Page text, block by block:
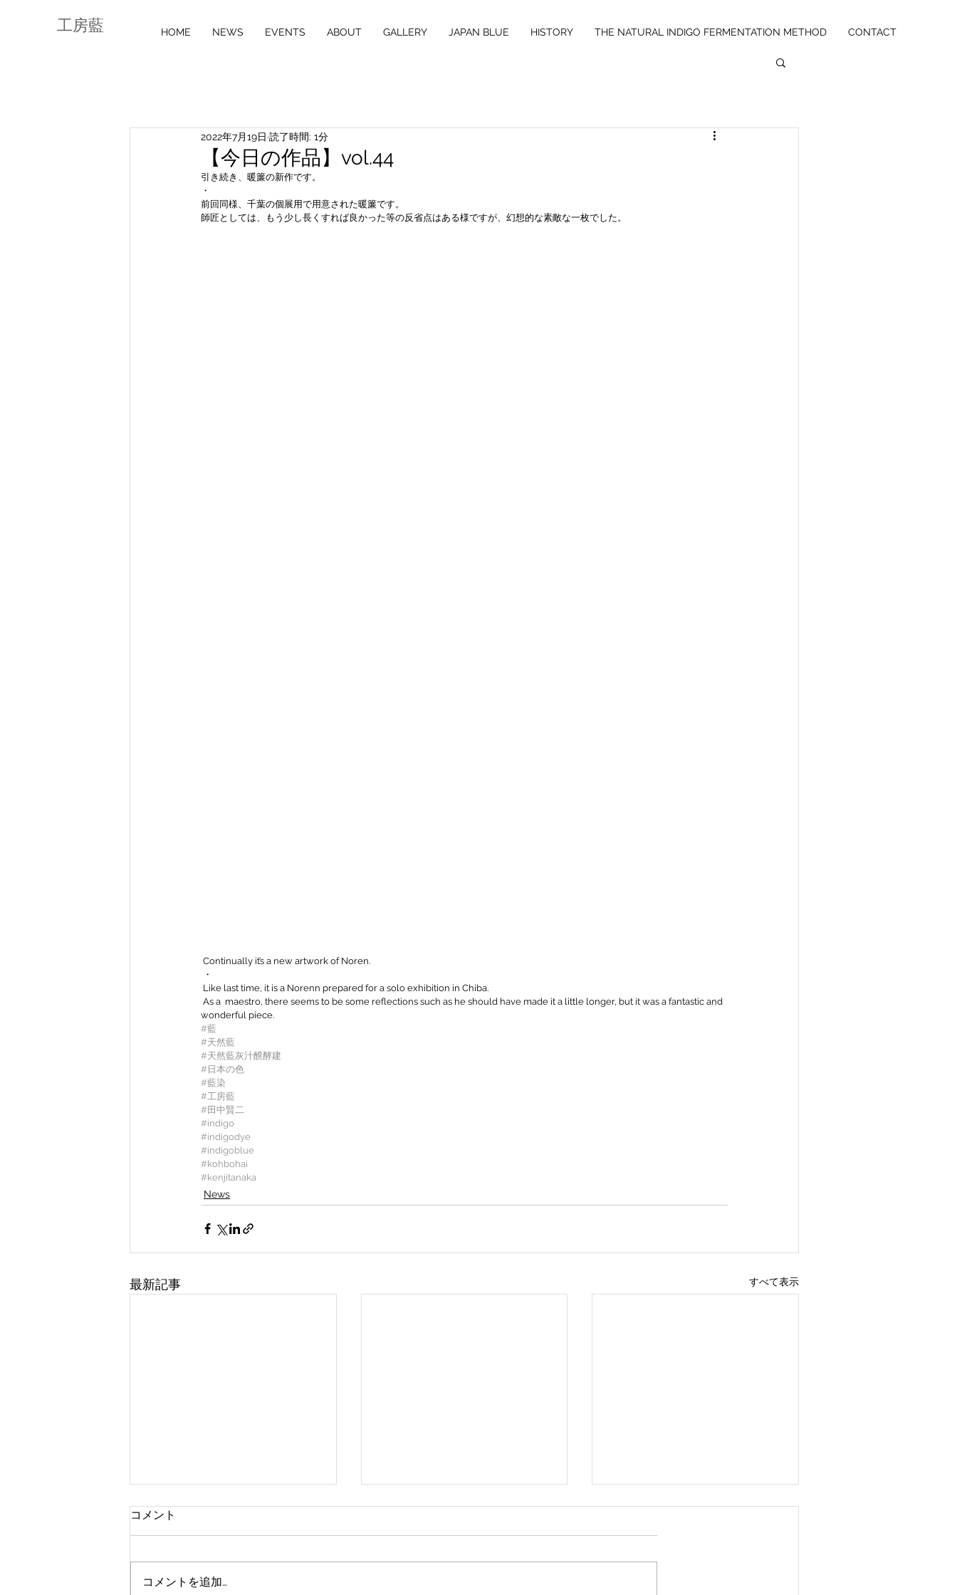
工房藍 HOME NEWS EVENTS ABOUT GALLERY JAPAN BLUE HISTORY THE NATURAL INDIGO FERMENTATION METHOD CONTACT
【今日の作品】vol.44
2022年7月19日 読了時間: 1分
引き続き、暖簾の新作です。
・
前回同様、千葉の個展用で用意された暖簾です。
師匠としては、もう少し長くすれば良かった等の反省点はある様ですが、幻想的な素敵な一枚でした。
Continually it’s a new artwork of Noren.
・
Like last time, it is a Norenn prepared for a solo exhibition in Chiba.
wonderful piece.
#藍
#天然藍
#天然藍灰汁醗酵建
#日本の色
#藍染
#工房藍
#田中賢二
#indigo
#indigodye
#indigoblue
#kohbohai
#kenjitanaka
News
最新記事 すべて表示
コメント
コメントを追加…